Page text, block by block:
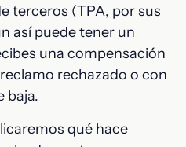
terceros (TPA, por sus
así puede tener un
una compensación
rechazado o con
baja.
qué hace